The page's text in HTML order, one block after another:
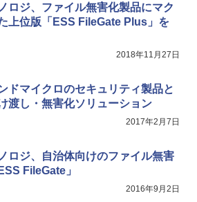
ロジ、ファイル無害化製品にマク
上位版「ESS FileGate Plus」を
2018年11月27日
ドマイクロのセキュリティ製品と
渡し・無害化ソリューション
2017年2月7日
ロジ、自治体向けのファイル無害
FileGate」
2016年9月2日